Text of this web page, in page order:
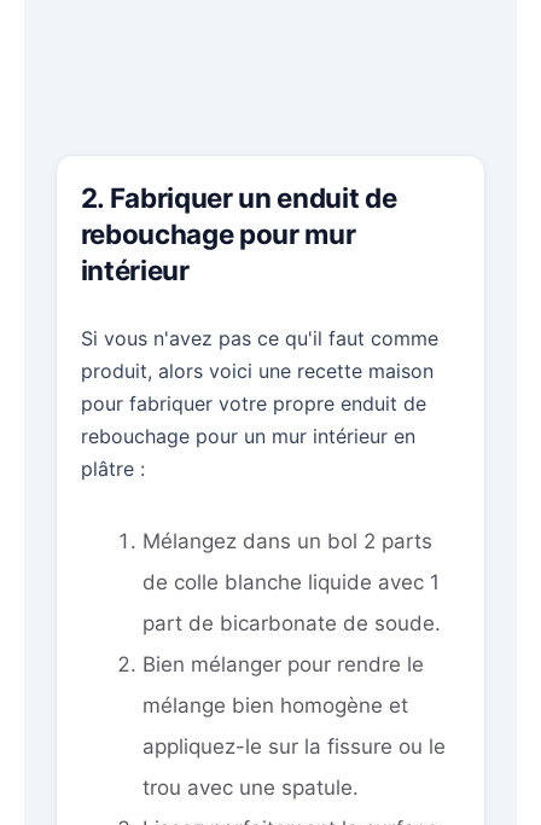
2. Fabriquer un enduit de
rebouchage pour mur
intérieur
Si vous n'avez pas ce qu'il faut comme
produit, alors voici une recette maison
pour fabriquer votre propre enduit de
rebouchage pour un mur intérieur en
plâtre :
Mélangez dans un bol 2 parts
de colle blanche liquide avec 1
part de bicarbonate de soude.
Bien mélanger pour rendre le
mélange bien homogène et
appliquez-le sur la fissure ou le
trou avec une spatule.